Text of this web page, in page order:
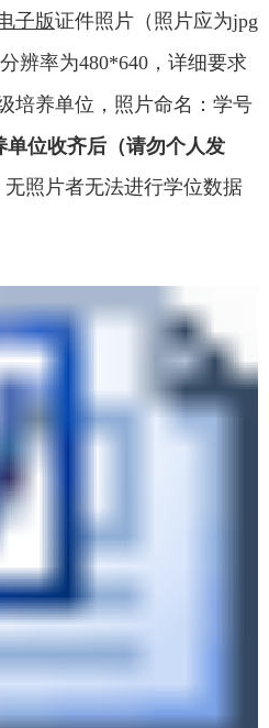
子版证件照片 （照片应为jpg
辨率为480*640，详细要求
培养单位，照片命名：学号
单位收齐后 （请勿个人发
无照片者无法进行学位数据